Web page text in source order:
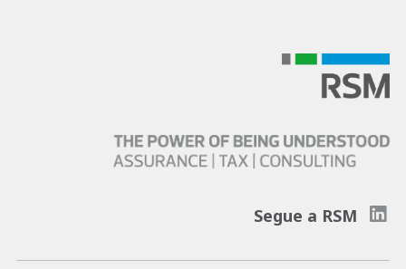
Segue a RSM